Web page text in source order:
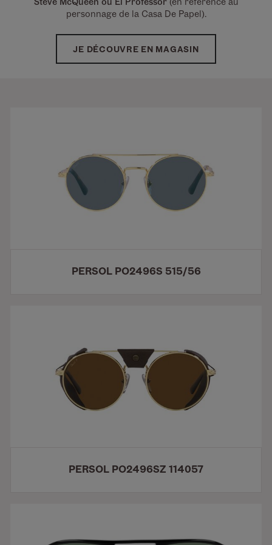
personnage de la Casa De Papel).
JE DÉCOUVRE EN MAGASIN
PERSOL PO2496S 515/56
PERSOL PO2496SZ 114057